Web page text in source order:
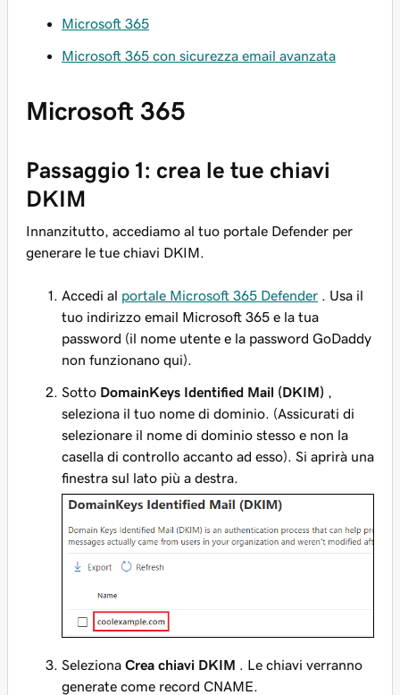
Microsoft 365
Microsoft 365 con sicurezza email avanzata
Microsoft 365
Passaggio 1: crea le tue chiavi
DKIM
Innanzitutto, accediamo al tuo portale Defender per
generare le tue chiavi DKIM.
Accedi al portale Microsoft 365 Defender . Usa il
tuo indirizzo email Microsoft 365 e la tua
password (il nome utente e la password GoDaddy
non funzionano qui).
Sotto DomainKeys Identified Mail (DKIM)
seleziona il tuo nome di dominio. (Assicurati di
selezionare il nome di dominio stesso e non la
casella di controllo accanto ad esso). Si aprirà una
finestra sul lato più a destra.
Seleziona Crea chiavi DKIM . Le chiavi verranno
generate come record CNAME.